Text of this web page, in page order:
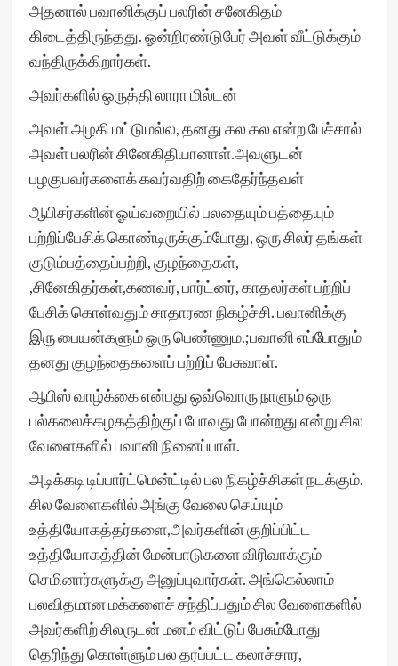
அதனால் பவானிக்குப் பலரின் சனேகிதம்
கிடைத்திருந்தது. ஓன்றிரண்டுபேர் அவள் வீட்டுக்கும்
வந்திருக்கிறார்கள்.
அவர்களில் ஒருத்தி லாரா மில்டன்
அவள் அழகி மட்டுமல்ல, தனது கல கல என்ற பேச்சால்
அவள் பலரின் சினேகிதியானாள்.அவளுடன்
பழகுபவர்களைக் கவர்வதிற் கைதேர்ந்தவள்
ஆபிசர்களின் ஓய்வறையில் பலதையும் பத்தையும்
பற்றிப்பேசிக் கொண்டிருக்கும்போது, ஒரு சிலர் தங்கள்
குடும்பத்தைப்பற்றி, குழந்தைகள்,
,சினேகிதர்கள்,கணவர், பார்ட்னர், காதலர்கள் பற்றிப்
பேசிக் கொள்வதும் சாதாரண நிகழ்ச்சி. பவானிக்கு
இரு பையன்களும் ஒரு பெண்ணும.;பவானி எப்போதும்
தனது குழந்தைகளைப் பற்றிப் பேசுவாள்.
ஆபிஸ் வாழ்க்கை என்பது ஒவ்வொரு நாளும் ஒரு
பல்கலைக்கழகத்திற்குப் போவது போன்றது என்று சில
வேளைகளில் பவானி நினைப்பாள்.
அடிக்கடி டிப்பார்ட்மென்ட்டில் பல நிகழ்ச்சிகள் நடக்கும்.
சில வேளைகளில் அங்கு வேலை செய்யும்
உத்தியோகத்தர்களை,அவர்களின் குறிப்பிட்ட
உத்தியோகத்தின் மேன்பாடுகளை விரிவாக்கும்
செமினார்களுக்கு அனுப்புவார்கள். அங்கெல்லாம்
பலவிதமான மக்களைச் சந்திப்பதும் சில வேளைகளில்
அவர்களிற் சிலருடன் மனம் விட்டுப் பேசும்போது
தெரிந்து கொள்ளும் பல தரப்பட்ட கலாச்சார,